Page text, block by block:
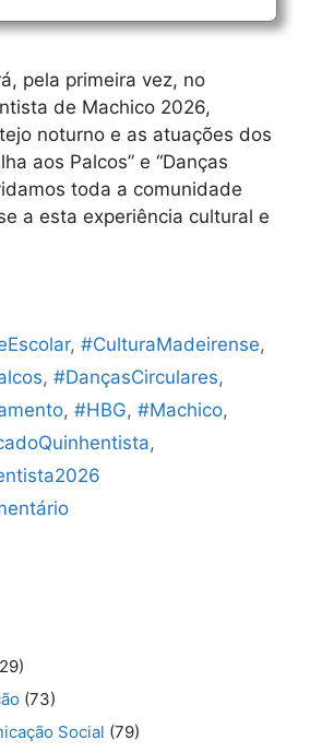
pela primeira vez, no
de Machico 2026,
noturno e as atuações dos
aos Palcos” e “Danças
toda a comunidade
a esta experiência cultural e
,#CulturaMadeirense,
, #DançasCirculares,
, #HBG, #Machico,
,
(73)
Social (79)